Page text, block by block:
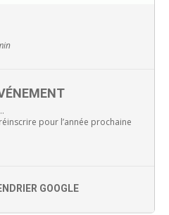
pour l’année prochaine
GOOGLE